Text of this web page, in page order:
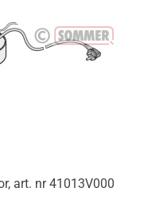
niedostępny
art. nr 41013V000